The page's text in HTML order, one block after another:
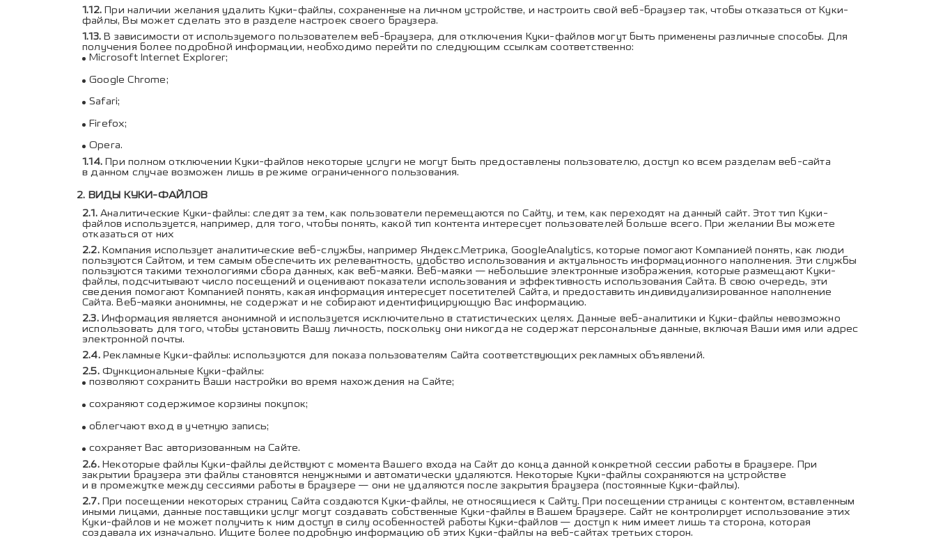
При наличии желания удалить Куки-файлы, сохраненные на личном устройстве, и настроить свой веб-браузер так, чтобы отказаться от Куки-
файлы, Вы может сделать это в разделе настроек своего браузера.
В зависимости от используемого пользователем веб-браузера, для отключения Куки-файлов могут быть применены различные способы. Для
получения более подробной информации, необходимо перейти по следующим ссылкам соответственно:
Microsoft Internet Explorer;
Google Chrome;
Safari;
Firefox;
Opera.
При полном отключении Куки-файлов некоторые услуги не могут быть предоставлены пользователю, доступ ко всем разделам веб-сайта
в данном случае возможен лишь в режиме ограниченного пользования.
ВИДЫ КУКИ-ФАЙЛОВ
Аналитические Куки-файлы: следят за тем, как пользователи перемещаются по Сайту, и тем, как переходят на данный сайт. Этот тип Куки-
файлов используется, например, для того, чтобы понять, какой тип контента интересует пользователей больше всего. При желании Вы можете
отказаться от них
Компания использует аналитические веб-службы, например Яндекс.Метрика, GoogleAnalytics, которые помогают Компанией понять, как люди
пользуются Сайтом, и тем самым обеспечить их релевантность, удобство использования и актуальность информационного наполнения. Эти службы
пользуются такими технологиями сбора данных, как веб-маяки. Веб-маяки — небольшие электронные изображения, которые размещают Куки-
файлы, подсчитывают число посещений и оценивают показатели использования и эффективность использования Сайта. В свою очередь, эти
сведения помогают Компанией понять, какая информация интересует посетителей Сайта, и предоставить индивидуализированное наполнение
Сайта. Веб-маяки анонимны, не содержат и не собирают идентифицирующую Вас информацию.
Информация является анонимной и используется исключительно в статистических целях. Данные веб-аналитики и Куки-файлы невозможно
использовать для того, чтобы установить Вашу личность, поскольку они никогда не содержат персональные данные, включая Ваши имя или адрес
электронной почты.
Рекламные Куки-файлы: используются для показа пользователям Сайта соответствующих рекламных объявлений.
Функциональные Куки-файлы:
позволяют сохранить Ваши настройки во время нахождения на Сайте;
сохраняют содержимое корзины покупок;
облегчают вход в учетную запись;
сохраняет Вас авторизованным на Сайте.
Некоторые файлы Куки-файлы действуют с момента Вашего входа на Сайт до конца данной конкретной сессии работы в браузере. При
закрытии браузера эти файлы становятся ненужными и автоматически удаляются. Некоторые Куки-файлы сохраняются на устройстве
и в промежутке между сессиями работы в браузере — они не удаляются после закрытия браузера (постоянные Куки-файлы).
При посещении некоторых страниц Сайта создаются Куки-файлы, не относящиеся к Сайту. При посещении страницы с контентом, вставленным
иными лицами, данные поставщики услуг могут создавать собственные Куки-файлы в Вашем браузере. Сайт не контролирует использование этих
Куки-файлов и не может получить к ним доступ в силу особенностей работы Куки-файлов — доступ к ним имеет лишь та сторона, которая
создавала их изначально. Ищите более подробную информацию об этих Куки-файлы на веб-сайтах третьих сторон.